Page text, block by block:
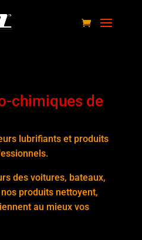
chimiques de
lubrifiants et produits
des voitures, bateaux,
produits nettoyent,
au mieux vos